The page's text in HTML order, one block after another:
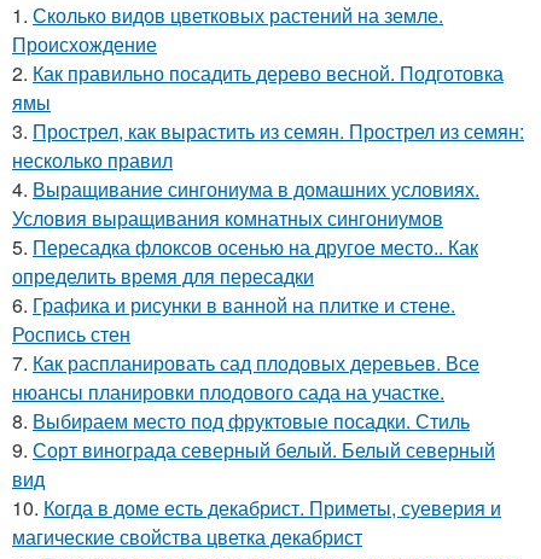
1. Сколько видов цветковых растений на земле.
Происхождение
2. Как правильно посадить дерево весной. Подготовка
ямы
3. Прострел, как вырастить из семян. Прострел из семян:
несколько правил
4. Выращивание сингониума в домашних условиях.
Условия выращивания комнатных сингониумов
5. Пересадка флоксов осенью на другое место.. Как
определить время для пересадки
6. Графика и рисунки в ванной на плитке и стене.
Роспись стен
7. Как распланировать сад плодовых деревьев. Все
нюансы планировки плодового сада на участке.
8. Выбираем место под фруктовые посадки. Стиль
9. Сорт винограда северный белый. Белый северный
вид
10. Когда в доме есть декабрист. Приметы, суеверия и
магические свойства цветка декабрист